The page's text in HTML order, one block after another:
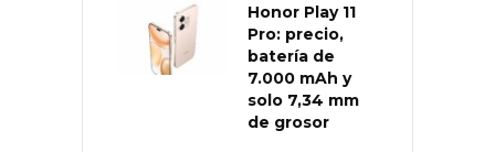
Honor Play 11
Pro: precio,
batería de
7.000 mAh y
solo 7,34 mm
de grosor